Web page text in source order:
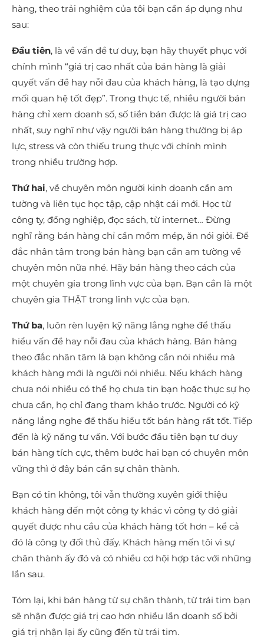
hàng, theo trải nghiệm của tôi bạn cần áp dụng như
sau:
Đầu tiên, là về vấn đề tư duy, bạn hãy thuyết phục với
chính mình “giá trị cao nhất của bán hàng là giải
quyết vấn đề hay nỗi đau của khách hàng, là tạo dựng
mối quan hệ tốt đẹp”. Trong thực tế, nhiều người bán
hàng chỉ xem doanh số, số tiền bán được là giá trị cao
nhất, suy nghĩ như vậy người bán hàng thường bị áp
lực, stress và còn thiếu trung thực với chính mình
trong nhiều trường hợp.
Thứ hai, về chuyên môn người kinh doanh cần am
tường và liên tục học tập, cập nhật cái mới. Học từ
công ty, đồng nghiệp, đọc sách, từ internet… Đừng
nghĩ rằng bán hàng chỉ cần mồm mép, ăn nói giỏi. Để
đắc nhân tâm trong bán hàng bạn cần am tường về
chuyên môn nữa nhé. Hãy bán hàng theo cách của
một chuyên gia trong lĩnh vực của bạn. Bạn cần là một
chuyên gia THẬT trong lĩnh vực của bạn.
Thứ ba, luôn rèn luyện kỹ năng lắng nghe để thấu
hiểu vấn đề hay nỗi đau của khách hàng. Bán hàng
theo đắc nhân tâm là bạn không cần nói nhiều mà
khách hàng mới là người nói nhiều. Nếu khách hàng
chưa nói nhiều có thể họ chưa tin bạn hoặc thực sự họ
chưa cần, họ chỉ đang tham khảo trước. Người có kỹ
năng lắng nghe để thấu hiểu tốt bán hàng rất tốt. Tiếp
đến là kỹ năng tư vấn. Với bước đầu tiên bạn tư duy
bán hàng tích cực, thêm bước hai bạn có chuyên môn
vững thì ở đây bán cần sự chân thành.
Bạn có tin không, tôi vẫn thường xuyên giới thiệu
khách hàng đến một công ty khác vì công ty đó giải
quyết được nhu cầu của khách hàng tốt hơn – kể cả
đó là công ty đối thủ đấy. Khách hàng mến tôi vì sự
chân thành ấy đó và có nhiều cơ hội hợp tác với những
lần sau.
Tóm lại, khi bán hàng từ sự chân thành, từ trái tim bạn
sẽ nhận được giá trị cao hơn nhiều lần doanh số bởi
giá trị nhận lại ấy cũng đến từ trái tim.